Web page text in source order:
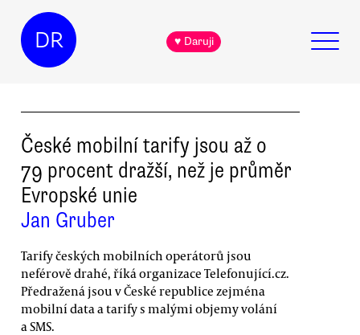
DR ♥ Daruji
České mobilní tarify jsou až o
79 procent dražší, než je průměr
Evropské unie
Jan Gruber
Tarify českých mobilních operátorů jsou
neférově drahé, říká organizace Telefonující.cz.
Předražená jsou v České republice zejména
mobilní data a tarify s malými objemy volání
a SMS.